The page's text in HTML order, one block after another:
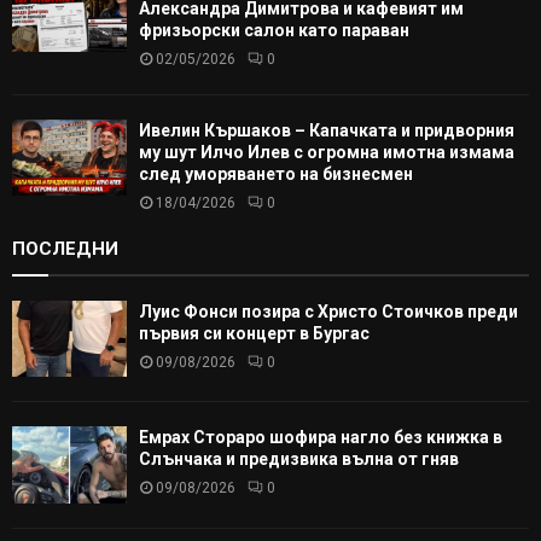
Александра Димитрова и кафевият им
фризьорски салон като параван
02/05/2026 0
Ивелин Кършаков – Капачката и придворния
му шут Илчо Илев с огромна имотна измама
след уморяването на бизнесмен
18/04/2026 0
ПОСЛЕДНИ
Луис Фонси позира с Христо Стоичков преди
първия си концерт в Бургас
09/08/2026 0
Емрах Стораро шофира нагло без книжка в
Слънчака и предизвика вълна от гняв
09/08/2026 0